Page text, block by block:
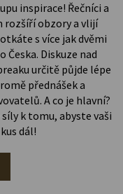
inspirace! Řečníci a
rozšíří obzory a vlijí
s více jak dvěmi
Diskuze nad
určitě půjde lépe
přednášek a
A co je hlavní?
k tomu, abyste vaši
dál!